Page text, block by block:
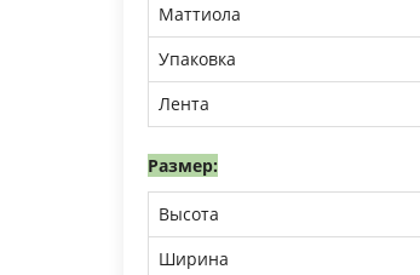
Маттиола
Упаковка
Лента
Размер:
Высота
Ширина